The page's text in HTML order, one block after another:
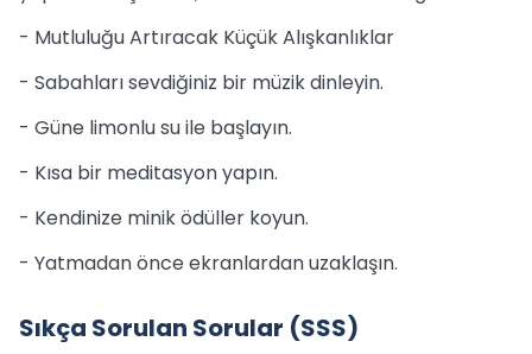
- Mutluluğu Artıracak Küçük Alışkanlıklar
- Sabahları sevdiğiniz bir müzik dinleyin.
- Güne limonlu su ile başlayın.
- Kısa bir meditasyon yapın.
- Kendinize minik ödüller koyun.
- Yatmadan önce ekranlardan uzaklaşın.
Sıkça Sorulan Sorular (SSS)